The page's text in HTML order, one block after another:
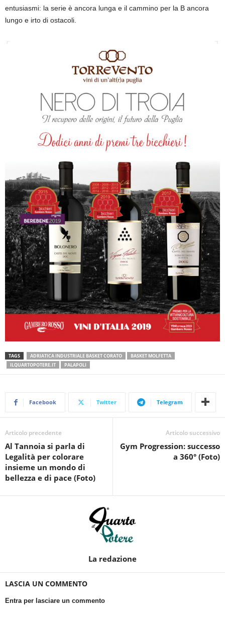
entusiasmi: la serie è ancora lunga e il cammino per la B ancora
lungo e irto di ostacoli.
TAGS ADRIATICA INDUSTRIALE BASKET CORATO
BASKET MOLFETTA
ILQUARTOPOTERE.IT
PALAPOLI
Facebook Twitter Telegram
Articolo precedente
Al Tannoia si parla di
Legalità per colorare
insieme un mondo di
bellezza e di pace (Foto)
Articolo successivo
Gym Progression: successo
a 360° (Foto)
La redazione
LASCIA UN COMMENTO
Entra per lasciare un commento